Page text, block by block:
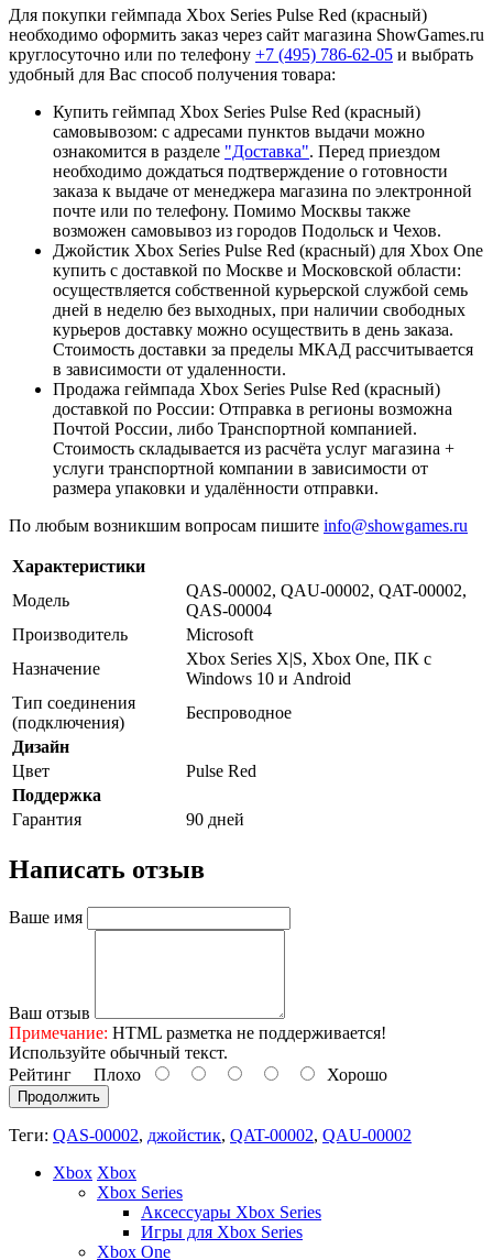
Для покупки геймпада Xbox Series Pulse Red (красный)
необходимо оформить заказ через сайт магазина ShowGames.ru
круглосуточно или по телефону +7 (495) 786-62-05 и выбрать
удобный для Вас способ получения товара:
Купить геймпад Xbox Series Pulse Red (красный)
самовывозом: с адресами пунктов выдачи можно
ознакомится в разделе "Доставка". Перед приездом
необходимо дождаться подтверждение о готовности
заказа к выдаче от менеджера магазина по электронной
почте или по телефону. Помимо Москвы также
возможен самовывоз из городов Подольск и Чехов.
Джойстик Xbox Series Pulse Red (красный) для Xbox One
купить с доставкой по Москве и Московской области:
осуществляется собственной курьерской службой семь
дней в неделю без выходных, при наличии свободных
курьеров доставку можно осуществить в день заказа.
Стоимость доставки за пределы МКАД рассчитывается
в зависимости от удаленности.
Продажа геймпада Xbox Series Pulse Red (красный)
доставкой по России: Отправка в регионы возможна
Почтой России, либо Транспортной компанией.
Стоимость складывается из расчёта услуг магазина +
услуги транспортной компании в зависимости от
размера упаковки и удалённости отправки.
По любым возникшим вопросам пишите info@showgames.ru
Характеристики
Модель
QAS-00002, QAU-00002, QAT-00002,
QAS-00004
Производитель
Microsoft
Назначение
Xbox Series X|S, Xbox One, ПК с
Windows 10 и Android
Тип соединения
(подключения)
Беспроводное
Дизайн
Цвет
Pulse Red
Поддержка
Гарантия
90 дней
Написать отзыв
Ваше имя
Ваш отзыв
Примечание: HTML разметка не поддерживается!
Используйте обычный текст.
Рейтинг Плохо Хорошо
Продолжить
Теги: QAS-00002, джойстик, QAT-00002, QAU-00002
Xbox Xbox
Xbox Series
Аксессуары Xbox Series
Игры для Xbox Series
Xbox One